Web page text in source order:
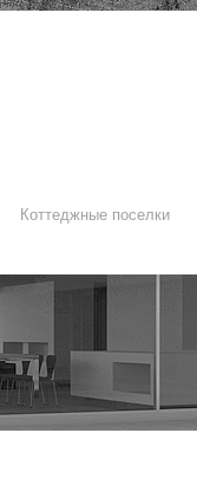
Коттеджные поселки